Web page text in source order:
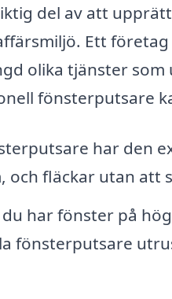
del av att
Ett
olika tjänster
fönsterputsare
har den
fläckar utan att
du har fönster på
fönsterputsare